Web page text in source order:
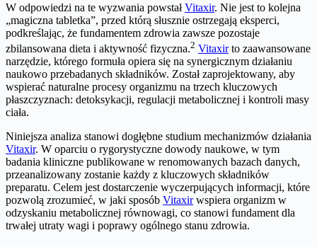
W odpowiedzi na te wyzwania powstałVitaxir. Nie jest to kolejna
„magiczna tabletka”, przed którą słusznie ostrzegają eksperci,
podkreślając, że fundamentem zdrowia zawsze pozostaje
zbilansowana dieta i aktywność fizyczna.2 Vitaxirto zaawansowane
narzędzie, którego formuła opiera się na synergicznym działaniu
naukowo przebadanych składników. Został zaprojektowany, aby
wspierać naturalne procesy organizmu na trzech kluczowych
płaszczyznach: detoksykacji, regulacji metabolicznej i kontroli masy
ciała.
Niniejsza analiza stanowi dogłębne studium mechanizmów działania
Vitaxir. W oparciu o rygorystyczne dowody naukowe, w tym
badania kliniczne publikowane w renomowanych bazach danych,
przeanalizowany zostanie każdy z kluczowych składników
preparatu. Celem jest dostarczenie wyczerpujących informacji, które
pozwolą zrozumieć, w jaki sposób Vitaxirwspiera organizm w
odzyskaniu metabolicznej równowagi, co stanowi fundament dla
trwałej utraty wagi i poprawy ogólnego stanu zdrowia.